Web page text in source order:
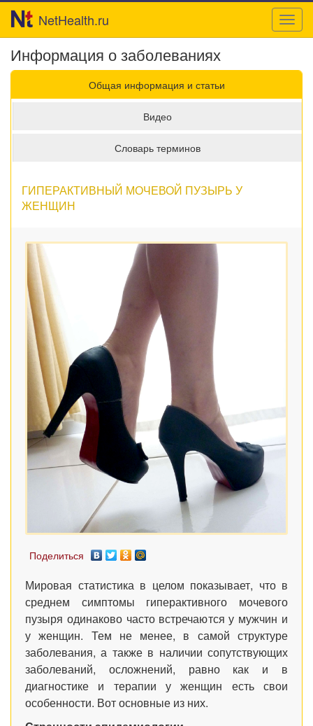
NetHealth.ru
Информация о заболеваниях
Общая информация и статьи
Видео
Словарь терминов
ГИПЕРАКТИВНЫЙ МОЧЕВОЙ ПУЗЫРЬ У
ЖЕНЩИН
Поделиться
Мировая статистика в целом показывает, что в
среднем симптомы гиперактивного мочевого
пузыря одинаково часто встречаются у мужчин и
у женщин. Тем не менее, в самой структуре
заболевания, а также в наличии сопутствующих
заболеваний, осложнений, равно как и в
диагностике и терапии у женщин есть свои
особенности. Вот основные из них.